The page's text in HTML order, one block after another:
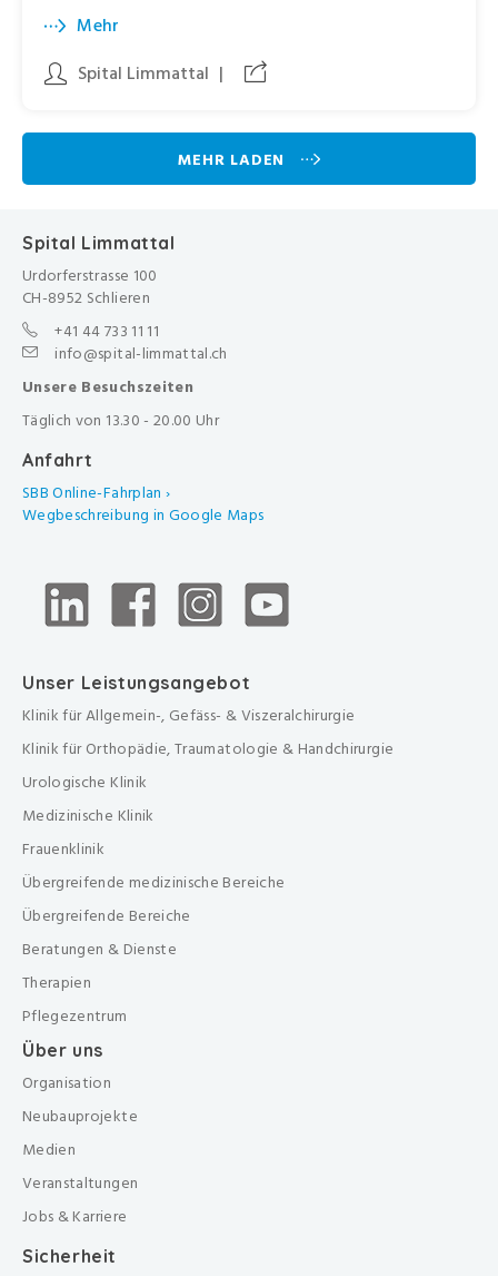
Mehr
Spital Limmattal |
MEHR LADEN
Spital Limmattal
Urdorferstrasse 100
CH-8952 Schlieren
+41 44 733 11 11
info@spital-limmattal.ch
Unsere Besuchszeiten
Täglich von 13.30 - 20.00 Uhr
Anfahrt
SBB Online-Fahrplan ›
Wegbeschreibung in Google Maps
Unser Leistungsangebot
Klinik für Allgemein-, Gefäss- & Viszeralchirurgie
Klinik für Orthopädie, Traumatologie & Handchirurgie
Urologische Klinik
Medizinische Klinik
Frauenklinik
Übergreifende medizinische Bereiche
Übergreifende Bereiche
Beratungen & Dienste
Therapien
Pflegezentrum
Über uns
Organisation
Neubauprojekte
Medien
Veranstaltungen
Jobs & Karriere
Sicherheit